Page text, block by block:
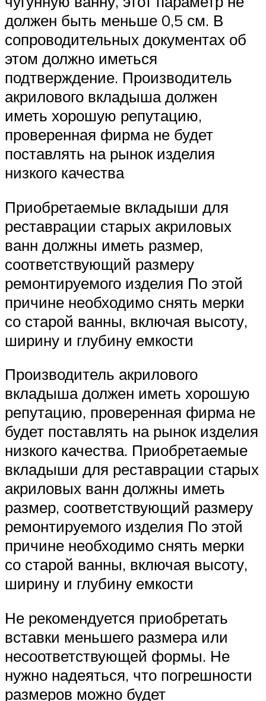
должен быть меньше 0,5 см. В
сопроводительных документах об
этом должно иметься
подтверждение. Производитель
акрилового вкладыша должен
иметь хорошую репутацию,
проверенная фирма не будет
поставлять на рынок изделия
низкого качества
Приобретаемые вкладыши для
реставрации старых акриловых
ванн должны иметь размер,
соответствующий размеру
ремонтируемого изделия По этой
причине необходимо снять мерки
со старой ванны, включая высоту,
ширину и глубину емкости
Производитель акрилового
вкладыша должен иметь хорошую
репутацию, проверенная фирма не
будет поставлять на рынок изделия
низкого качества. Приобретаемые
вкладыши для реставрации старых
акриловых ванн должны иметь
размер, соответствующий размеру
ремонтируемого изделия По этой
причине необходимо снять мерки
со старой ванны, включая высоту,
ширину и глубину емкости
Не рекомендуется приобретать
вставки меньшего размера или
несоответствующей формы. Не
нужно надеяться, что погрешности
размеров можно будет